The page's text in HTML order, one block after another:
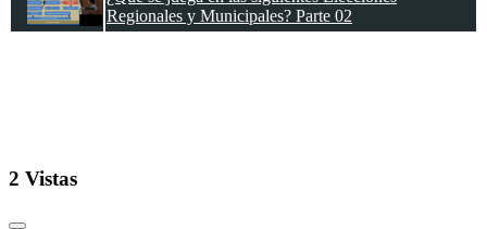
Regionales y Municipales? Parte 02
2 Vistas